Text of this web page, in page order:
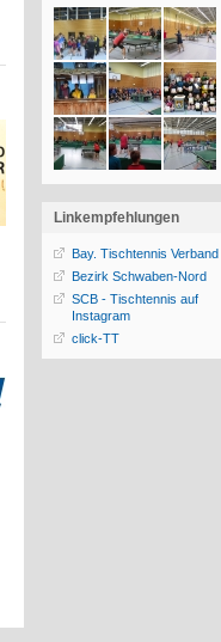
Linkempfehlungen
Bay. Tischtennis Verband
Bezirk Schwaben-Nord
SCB - Tischtennis auf
Instagram
click-TT